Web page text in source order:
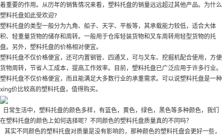
着重要的作用。从历年的销售情况来看，塑料托盘的销量远远超过其他产品。为什么
塑料托盘如此受欢迎?
塑料托盘的类型一般分为九角、船子、天字、平板等，其承载能力较低，适合大体
积、轻重量货物的储存和周转。一般用于仓库轻装货物和叉车周转用轻型货物的托
盘。另外，塑料托盘的价格相对便宜。
塑料托盘不仅价格便宜，还可内置钢管、四通叉，可与叉车、挖掘机配合使用，方便
货物周转，节省人工成本，提高工作效率。目前，塑料托盘已广泛应用于许多行业。
塑料托盘不仅价格便宜，而且能满足大多数行业的承重需求。可以说塑料托盘是一种
xing价比较高的塑料托盘，值得购买。
日常生活中，塑料托盘的颜色多样，有蓝色，黄色，绿色，黑色等多种颜色，我们
在塑料托盘的颜色上如何选择呢？不同颜色的塑料托盘质量真的不同吗？
其实不同颜色的塑料托盘对质量是没有影响的，那种颜色的塑料托盘会更好一些，